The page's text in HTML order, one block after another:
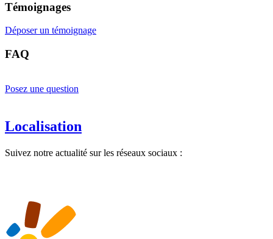
Témoignages
Déposer un témoignage
FAQ
Posez une question
Localisation
Suivez notre actualité sur les réseaux sociaux :